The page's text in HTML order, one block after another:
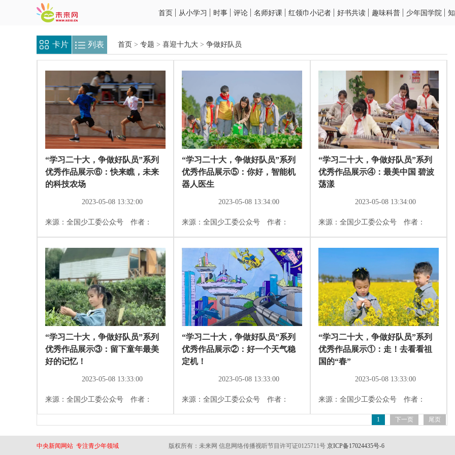
首页 从小学习 时事 评论 名师好课 红领巾小记者 好书共读 趣味科普 少年国学院
卡片 列表 首页 > 专题 > 喜迎十九大 > 争做好队员
“学习二十大，争做好队员”系列
优秀作品展示⑥：快来瞧，未来
的科技农场
2023-05-08 13:32:00
来源：全国少工委公众号 作者：
“学习二十大，争做好队员”系列
优秀作品展示⑤：你好，智能机
器人医生
2023-05-08 13:34:00
来源：全国少工委公众号 作者：
“学习二十大，争做好队员”系列
优秀作品展示④：最美中国 碧波
荡漾
2023-05-08 13:34:00
来源：全国少工委公众号 作者：
“学习二十大，争做好队员”系列
优秀作品展示③：留下童年最美
好的记忆！
2023-05-08 13:33:00
来源：全国少工委公众号 作者：
“学习二十大，争做好队员”系列
优秀作品展示②：好一个天气稳
定机！
2023-05-08 13:33:00
来源：全国少工委公众号 作者：
“学习二十大，争做好队员”系列
优秀作品展示①：走！去看看祖
国的“春”
2023-05-08 13:33:00
来源：全国少工委公众号 作者：
1 下一页 尾页
中央新闻网站 专注青少年领域 版权所有：未来网 信息网络传播视听节目许可证0125711号 京ICP备17024435号-6